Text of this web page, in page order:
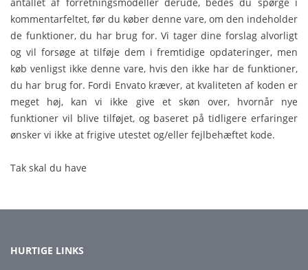
kommentarfeltet, før du køber denne vare, om den indeholder
de funktioner, du har brug for. Vi tager dine forslag alvorligt
og vil forsøge at tilføje dem i fremtidige opdateringer, men
køb venligst ikke denne vare, hvis den ikke har de funktioner,
du har brug for. Fordi Envato kræver, at kvaliteten af koden er
meget høj, kan vi ikke give et skøn over, hvornår nye
funktioner vil blive tilføjet, og baseret på tidligere erfaringer
ønsker vi ikke at frigive utestet og/eller fejlbehæftet kode.
Tak skal du have
HURTIGE LINKS